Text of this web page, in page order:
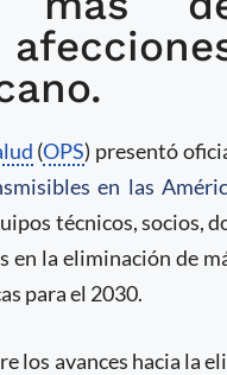
(OPS) presentó
en las
técnicos, socios,
en la eliminación de
para el 2030.
los avances hacia la